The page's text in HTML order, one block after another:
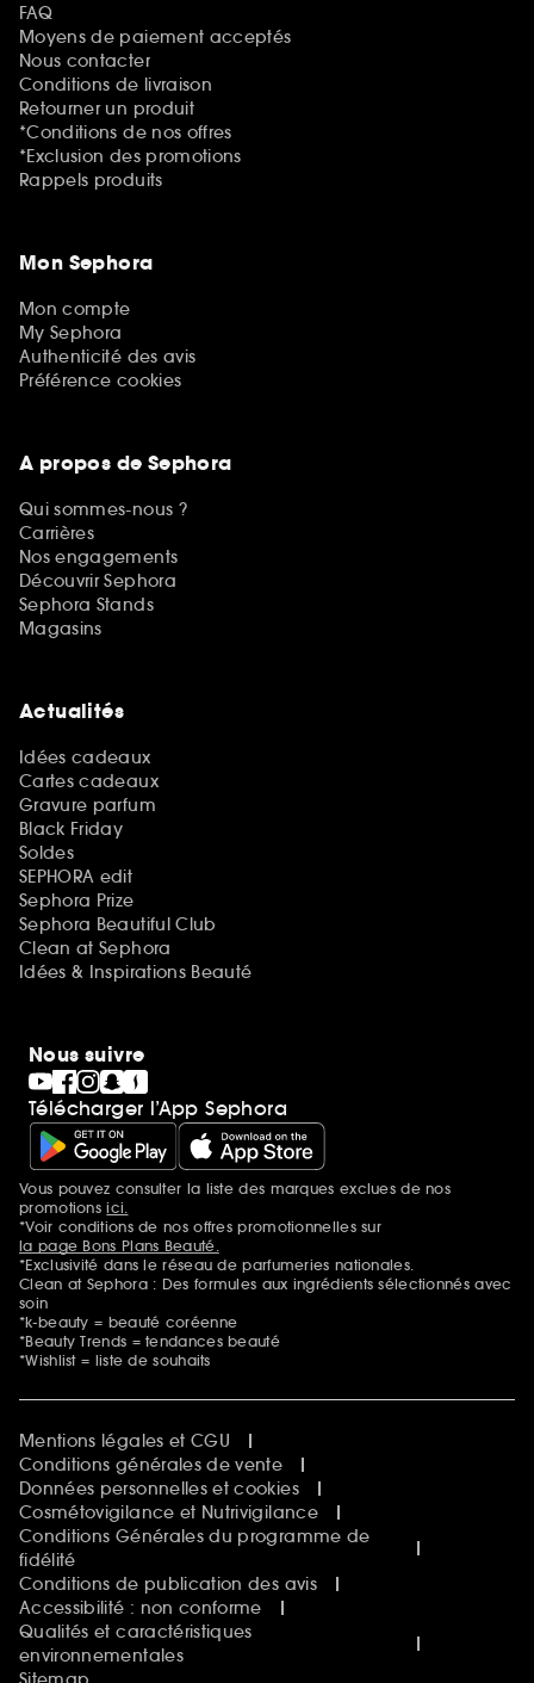
FAQ
Moyens de paiement acceptés
Nous contacter
Conditions de livraison
Retourner un produit
*Conditions de nos offres
*Exclusion des promotions
Rappels produits
Mon Sephora
Mon compte
My Sephora
Authenticité des avis
Préférence cookies
A propos de Sephora
Qui sommes-nous ?
Carrières
Nos engagements
Découvrir Sephora
Sephora Stands
Magasins
Actualités
Idées cadeaux
Cartes cadeaux
Gravure parfum
Black Friday
Soldes
SEPHORA edit
Sephora Prize
Sephora Beautiful Club
Clean at Sephora
Idées & Inspirations Beauté
Nous suivre
Télécharger l’App Sephora
Mentions additionnelles
Vous pouvez consulter la liste des marques exclues de nos
promotionsici.
*Voir conditions de nos offres promotionnelles sur
la page Bons Plans Beauté.
*Exclusivité dans le réseau de parfumeries nationales.
Clean at Sephora : Des formules aux ingrédients sélectionnés avec
soin
*k-beauty = beauté coréenne
*Beauty Trends = tendances beauté
*Wishlist = liste de souhaits
Mentions légales et CGU
Conditions générales de vente
Données personnelles et cookies
Cosmétovigilance et Nutrivigilance
Conditions Générales du programme de
fidélité
Conditions de publication des avis
Accessibilité : non conforme
Qualités et caractéristiques
environnementales